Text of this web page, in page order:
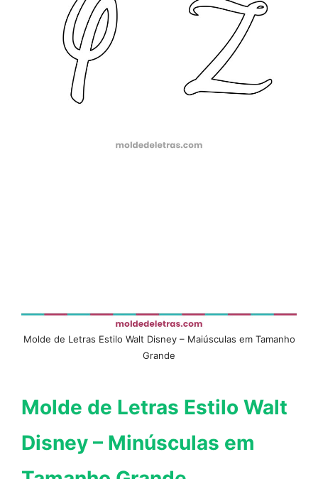
Molde de Letras Estilo Walt Disney – Maiúsculas em Tamanho
Grande
Molde de Letras Estilo Walt
Disney – Minúsculas em